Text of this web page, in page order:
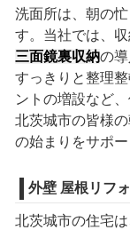
洗面所は、朝の
す。当社では、
三面鏡裏収納の
すっきりと整理
ントの増設など
北茨城市の皆様
の始まりをサポー
外壁 屋根リフ
北茨城市の住宅